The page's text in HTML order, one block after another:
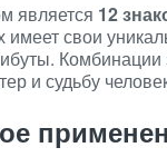
является 12
имеет свои
Комбинации
и судьбу